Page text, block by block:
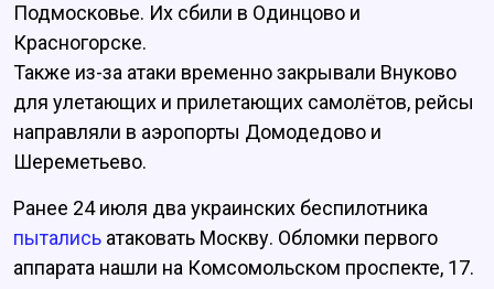
Подмосковье. Их сбили в Одинцово и
Красногорске.
Также из-за атаки временно закрывали Внуково
для улетающих и прилетающих самолётов, рейсы
направляли в аэропорты Домодедово и
Шереметьево.
Ранее 24 июля два украинских беспилотника
пытались атаковать Москву. Обломки первого
аппарата нашли на Комсомольском проспекте, 17.